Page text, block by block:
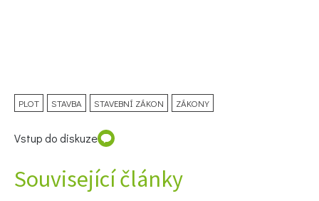
PLOT STAVBA STAVEBNÍ ZÁKON ZÁKONY
Vstup do diskuze
Související články